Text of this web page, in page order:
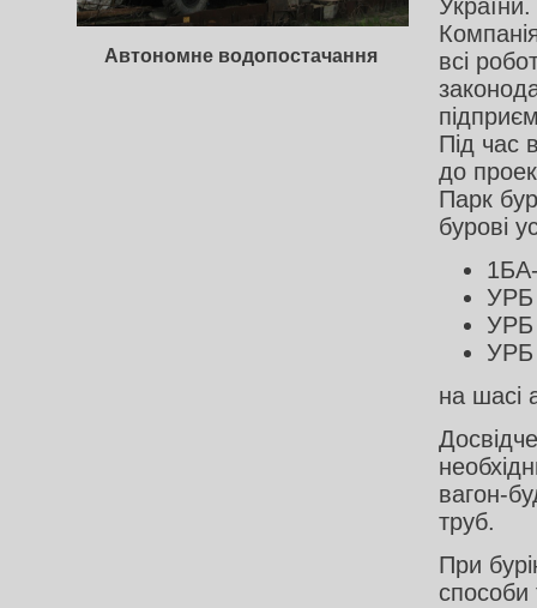
всі
Під час
до
Парк
бурові
УРБ
УРБ
УРБ
на шасі
вагон-
труб.
При
способи
Автономне водопостачання